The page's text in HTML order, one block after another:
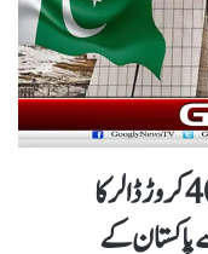
چین نے پاکستان پر واجب الادا 3 ارب 40 کروڑ ڈالر کا
کے